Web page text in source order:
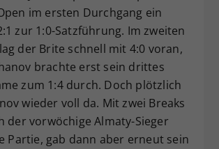
im ersten Durchgang ein
zur 1:0-Satzführung. Im zweiten
der Brite schnell mit 4:0 voran,
brachte erst sein drittes
zum 1:4 durch. Doch plötzlich
wieder voll da. Mit zwei Breaks
der vorwöchige Almaty-Sieger
Partie, gab dann aber erneut sein